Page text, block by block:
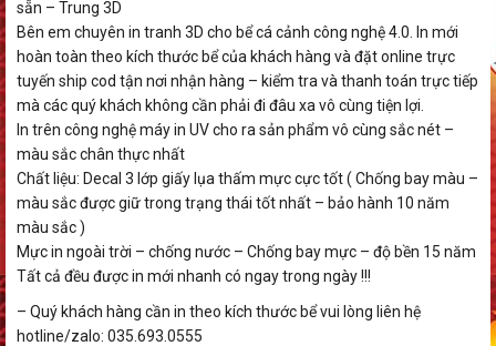
sẵn – Trung 3D
Bên em chuyên in tranh 3D cho bể cá cảnh công nghệ 4.0. In mới
hoàn toàn theo kích thước bể của khách hàng và đặt online trực
tuyến ship cod tận nơi nhận hàng – kiểm tra và thanh toán trực tiếp
mà các quý khách không cần phải đi đâu xa vô cùng tiện lợi.
In trên công nghệ máy in UV cho ra sản phẩm vô cùng sắc nét –
màu sắc chân thực nhất
Chất liệu: Decal 3 lớp giấy lụa thấm mực cực tốt ( Chống bay màu –
màu sắc được giữ trong trạng thái tốt nhất – bảo hành 10 năm
màu sắc )
Mực in ngoài trời – chống nước – Chống bay mực – độ bền 15 năm
Tất cả đều được in mới nhanh có ngay trong ngày !!!
– Quý khách hàng cần in theo kích thước bể vui lòng liên hệ
hotline/zalo: 035.693.0555